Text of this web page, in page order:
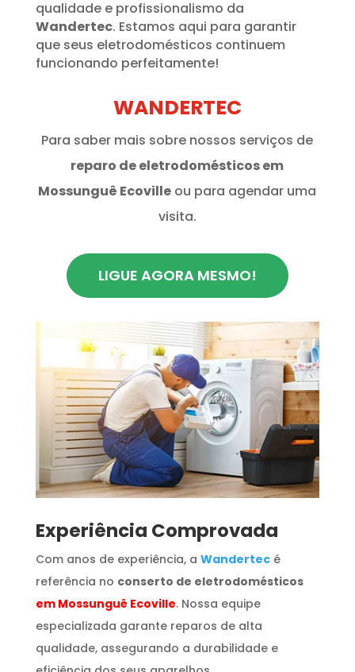
qualidade e profissionalismo da
Wandertec. Estamos aqui para garantir
que seus eletrodomésticos continuem
funcionando perfeitamente!
WANDERTEC
Para saber mais sobre nossos serviços de
reparo de eletrodomésticos em
Mossunguê Ecoville ou para agendar uma
visita.
LIGUE AGORA MESMO!
​Experiência Comprovada
Com anos de experiência, a Wandertecé
referência no conserto de eletrodomésticos
em Mossunguê Ecoville. Nossa equipe
especializada garante reparos de alta
qualidade, assegurando a durabilidade e